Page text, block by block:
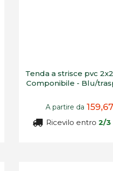
Tenda a strisce pvc
Componibile - Blu/
A partire da
Ricevilo entro2/3